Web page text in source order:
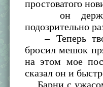
простоватого
он держал
подозрительно
– Теперь
бросил мешок
на этом мое
сказал он и
Барни с